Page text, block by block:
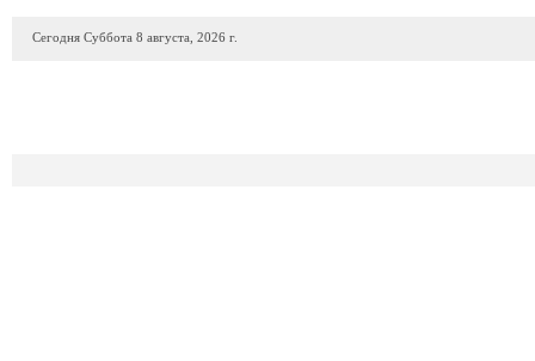
Сегодня Суббота 8 августа, 2026 г.